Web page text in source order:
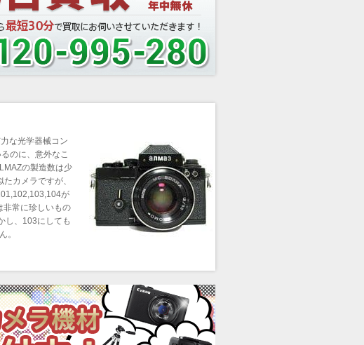
な光学器械コン
のに、意外なこ
の製造数は少
カメラですが、
が
非常に珍しいもの
し、103にしても
。